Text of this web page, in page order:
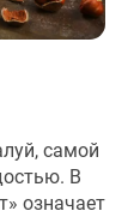
самой
В
означает